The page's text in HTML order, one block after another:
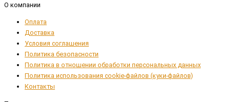
О компании
Оплата
Доставка
Условия соглашения
Политика безопасности
Политика в отношении обработки персональных данных
Политика использования cookie-файлов (куки-файлов)
Контакты